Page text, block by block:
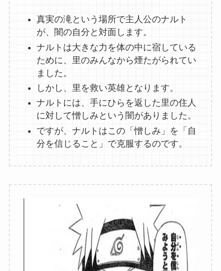
真実の滝という場所で主人公のナルト
が、闇の自分と対面します。
ナルトは大きな力を体の中に宿している
ために、里のみんなから煙たがられてい
ました。
しかし、里を救い英雄となります。
ナルトには、手にひらを返した里の住人
に対して憎しみという闇がありました。
ですが、ナルトはこの「憎しみ」を「自
分を信じること」で克服するのです。